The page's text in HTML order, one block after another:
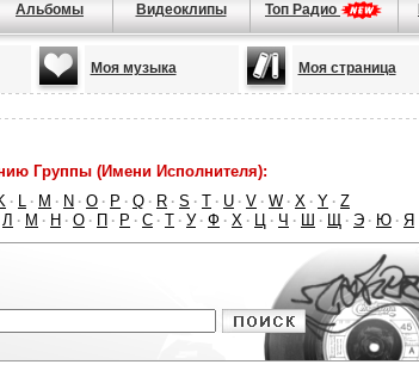
Альбомы Видеоклипы Топ Радио
Моя музыка Моя страница
Группы (Имени Исполнителя):
· L · M · N · O · P · Q · R · S · T · U · V · W · X · Y · Z
Л · М · Н · О · П · Р · С · Т · У · Ф · Х · Ц · Ч · Ш · Щ · Э · Ю · Я